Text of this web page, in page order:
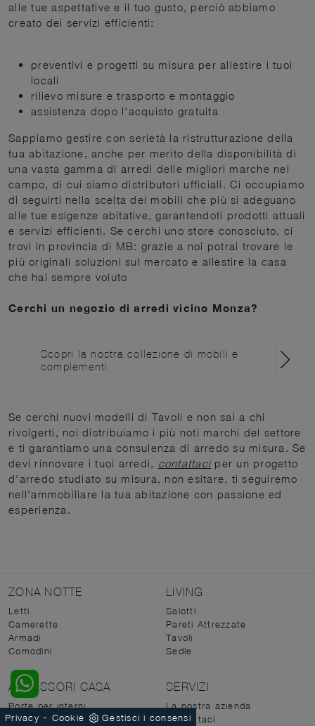
alle tue aspettative e il tuo gusto, perciò abbiamo
creato dei servizi efficienti:
preventivi e progetti su misura per allestire i tuoi
locali
rilievo misure e trasporto e montaggio
assistenza dopo l'acquisto gratuita
Sappiamo gestire con serietà la ristrutturazione della
tua abitazione, anche per merito della disponibilità di
una vasta gamma di arredi delle migliori marche nel
campo, di cui siamo distributori ufficiali. Ci occupiamo
di seguirti nella scelta dei mobili che più si adeguano
alle tue esigenze abitative, garantendoti prodotti attuali
e servizi efficienti. Se cerchi uno store conosciuto, ci
trovi in provincia di MB: grazie a noi potrai trovare le
più originali soluzioni sul mercato e allestire la casa
che hai sempre voluto
Cerchi un negozio di arredi vicino Monza?
Scopri la nostra collezione di mobili e
complementi
Se cerchi nuovi modelli di Tavoli e non sai a chi
rivolgerti, noi distribuiamo i più noti marchi del settore
e ti garantiamo una consulenza di arredo su misura. Se
devi rinnovare i tuoi arredi, contattaciper un progetto
d'arredo studiato su misura, non esitare, ti seguiremo
nell'ammobiliare la tua abitazione con passione ed
esperienza.
ZONA NOTTE
Letti
Camerette
Armadi
Comodini
LIVING
Salotti
Pareti Attrezzate
Tavoli
Sedie
ACCESSORI CASA
Porte per interni
Illuminazione
SERVIZI
La nostra azienda
Contattaci
Privacy - Cookie Gestisci i consensi